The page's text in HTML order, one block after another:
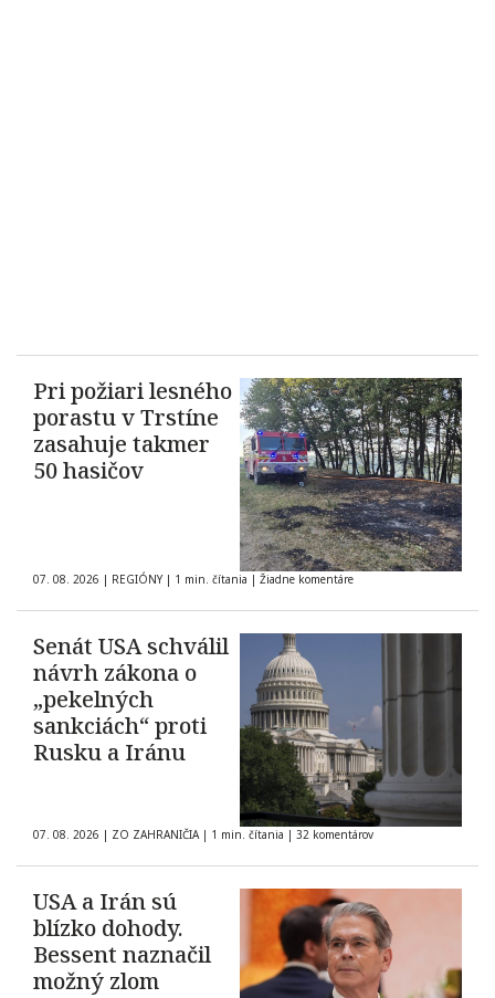
Pri požiari lesného
porastu v Trstíne
zasahuje takmer
50 hasičov
07. 08. 2026 | REGIÓNY | 1 min. čítania | Žiadne komentáre
Senát USA schválil
návrh zákona o
„pekelných
sankciách“ proti
Rusku a Iránu
07. 08. 2026 | ZO ZAHRANIČIA | 1 min. čítania | 32 komentárov
USA a Irán sú
blízko dohody.
Bessent naznačil
možný zlom